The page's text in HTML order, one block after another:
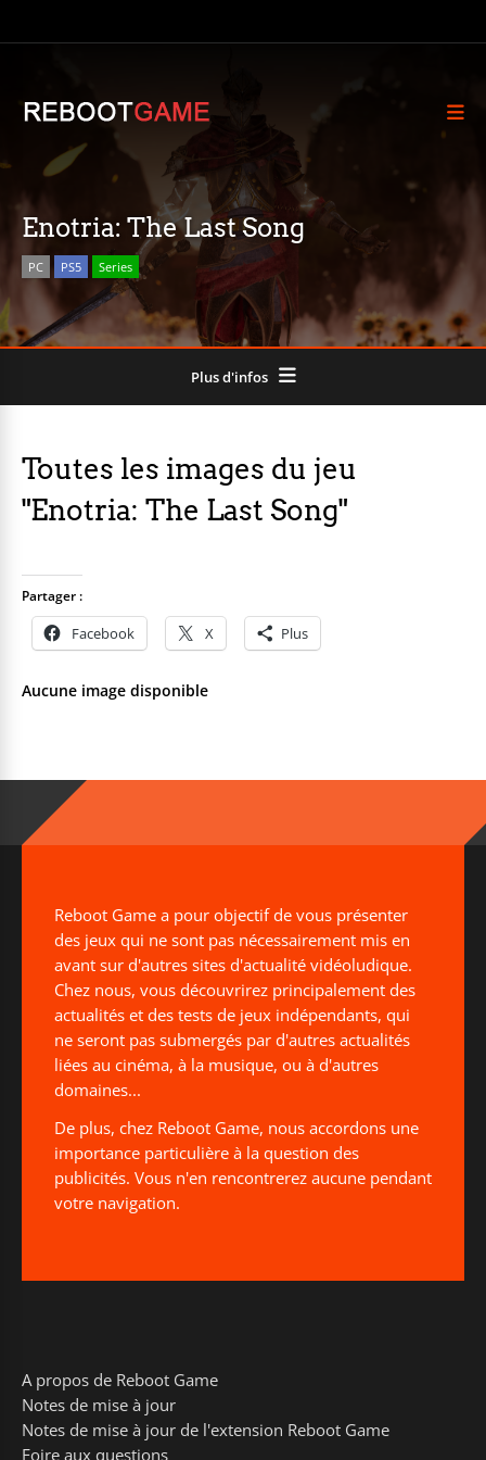
Enotria: The Last Song
PC PS5 Series
Plus d'infos
Toutes les images du jeu
"Enotria: The Last Song"
Partager :
Facebook X Plus
Aucune image disponible
Reboot Game a pour objectif de vous présenter
des jeux qui ne sont pas nécessairement mis en
avant sur d'autres sites d'actualité vidéoludique.
Chez nous, vous découvrirez principalement des
actualités et des tests de jeux indépendants, qui
ne seront pas submergés par d'autres actualités
liées au cinéma, à la musique, ou à d'autres
domaines...
De plus, chez Reboot Game, nous accordons une
importance particulière à la question des
publicités. Vous n'en rencontrerez aucune pendant
votre navigation.
A propos de Reboot Game
Notes de mise à jour
Notes de mise à jour de l'extension Reboot Game
Foire aux questions